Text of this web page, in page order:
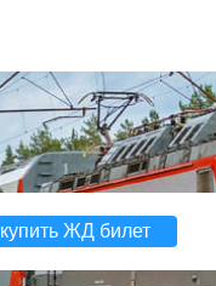
купить ЖД билет